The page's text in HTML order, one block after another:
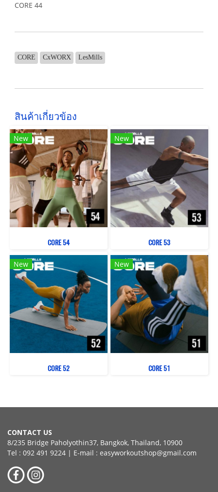
CORE 44
CORE CxWORX LesMills
สินค้าเกี่ยวข้อง
New
CORE 54
New
CORE 53
New
CORE 52
New
CORE 51
CONTACT US
8/235 Bridge Paholyothin37, Bangkok, Thailand, 10900
Tel : 092 491 9224 | E-mail : easyworkoutshop@gmail.com